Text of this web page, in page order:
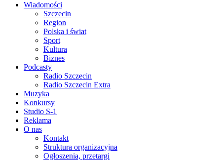
Wiadomości
Szczecin
Region
Polska i świat
Sport
Kultura
Biznes
Podcasty
Radio Szczecin
Radio Szczecin Extra
Muzyka
Konkursy
Studio S-1
Reklama
O nas
Kontakt
Struktura organizacyjna
Ogłoszenia, przetargi